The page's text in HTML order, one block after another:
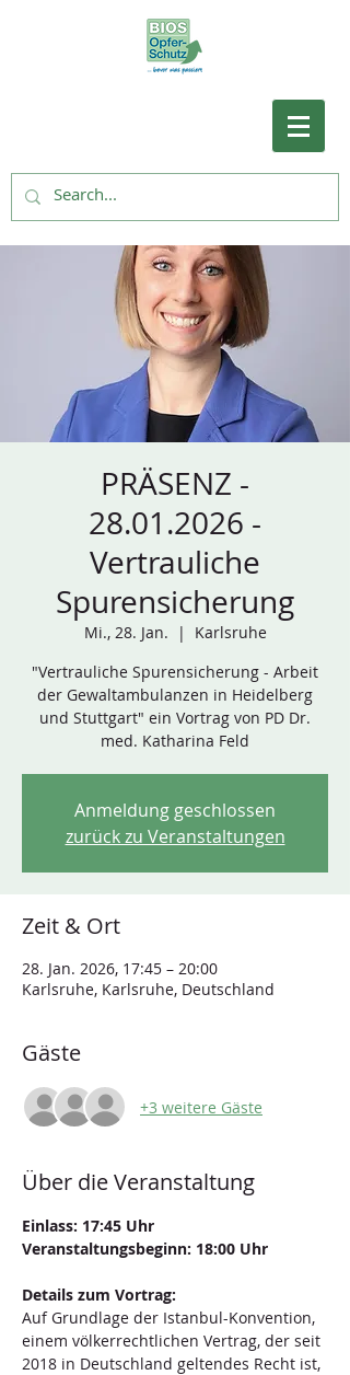
PRÄSENZ -
28.01.2026 -
Vertrauliche
Spurensicherung
Mi., 28. Jan.
  |
Karlsruhe
"Vertrauliche Spurensicherung - Arbeit
der Gewaltambulanzen in Heidelberg
und Stuttgart" ein Vortrag von PD Dr.
med. Katharina Feld
Anmeldung geschlossen
zurück zu Veranstaltungen
Zeit & Ort
28. Jan. 2026, 17:45 – 20:00
Karlsruhe, Karlsruhe, Deutschland
Gäste
+3 weitere Gäste
Über die Veranstaltung
Einlass: 17:45 Uhr
Veranstaltungsbeginn: 18:00 Uhr
Details zum Vortrag:
Auf Grundlage der Istanbul-Konvention,
einem völkerrechtlichen Vertrag, der seit
2018 in Deutschland geltendes Recht ist,